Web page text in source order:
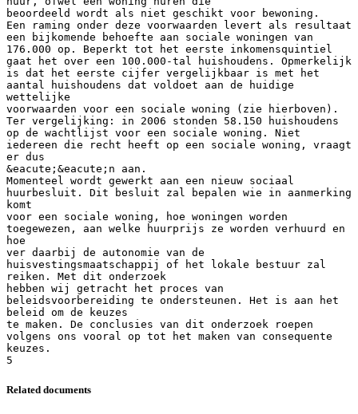
Related documents